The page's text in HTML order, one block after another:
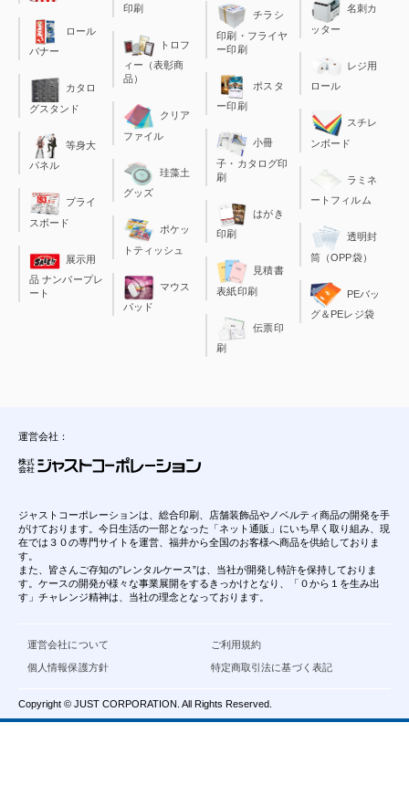
ロール
バナー
カタロ
グスタンド
等身大
パネル
プライ
スボード
展示用
品 ナンバープレ
ート
印刷
トロフ
ィー（表彰商
品）
クリア
ファイル
珪藻土
グッズ
ポケッ
トティッシュ
マウス
パッド
チラシ
印刷・フライヤ
ー印刷
ポスタ
ー印刷
小冊
子・カタログ印
刷
はがき
印刷
見積書
表紙印刷
伝票印
刷
名刺カ
ッター
レジ用
ロール
スチレ
ンボード
ラミネ
ートフィルム
透明封
筒（OPP袋）
PEバッ
グ＆PEレジ袋
運営会社：
ジャストコーポレーションは、総合印刷、店舗装飾品やノベルティ商品の開発を手
がけております。今日生活の一部となった「ネット通販」にいち早く取り組み、現
在では３０の専門サイトを運営、福井から全国のお客様へ商品を供給しておりま
す。
また、皆さんご存知の”レンタルケース”は、当社が開発し特許を保持しておりま
す。ケースの開発が様々な事業展開をするきっかけとなり、「０から１を生み出
す」チャレンジ精神は、当社の理念となっております。
運営会社について
個人情報保護方針
ご利用規約
特定商取引法に基づく表記
Copyright © JUST CORPORATION. All Rights Reserved.